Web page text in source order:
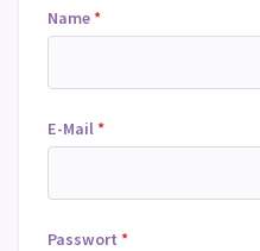
Name*
E-Mail*
Passwort *